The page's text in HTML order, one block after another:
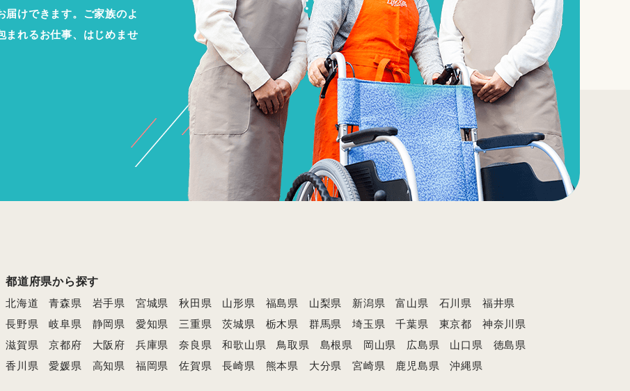
届けできます。ご家族のよ
まれるお仕事、はじめませ
都道府県から探す
北海道
青森県 岩手県 宮城県 秋田県 山形県 福島県 山梨県 新潟県 富山県 石川県
福井県
長野県
岐阜県 静岡県 愛知県 三重県 茨城県 栃木県 群馬県 埼玉県 千葉県 東京都
神奈川県
滋賀県
京都府 大阪府 兵庫県 奈良県 和歌山県 鳥取県 島根県 岡山県 広島県 山口県
徳島県
香川県
愛媛県 高知県 福岡県 佐賀県 長崎県 熊本県 大分県 宮崎県 鹿児島県 沖縄県